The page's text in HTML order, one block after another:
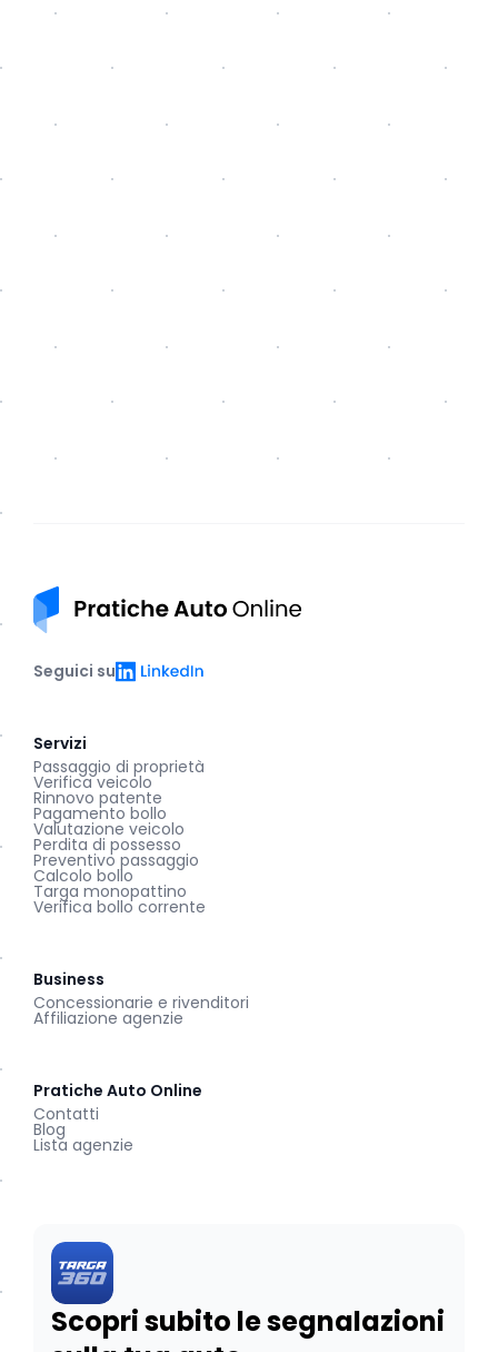
LinkedIn
Seguici su
Servizi
Passaggio di proprietà
Verifica veicolo
Rinnovo patente
Pagamento bollo
Valutazione veicolo
Perdita di possesso
Preventivo passaggio
Calcolo bollo
Targa monopattino
Verifica bollo corrente
Business
Concessionarie e rivenditori
Affiliazione agenzie
Pratiche Auto Online
Contatti
Blog
Lista agenzie
Scopri subito le segnalazioni